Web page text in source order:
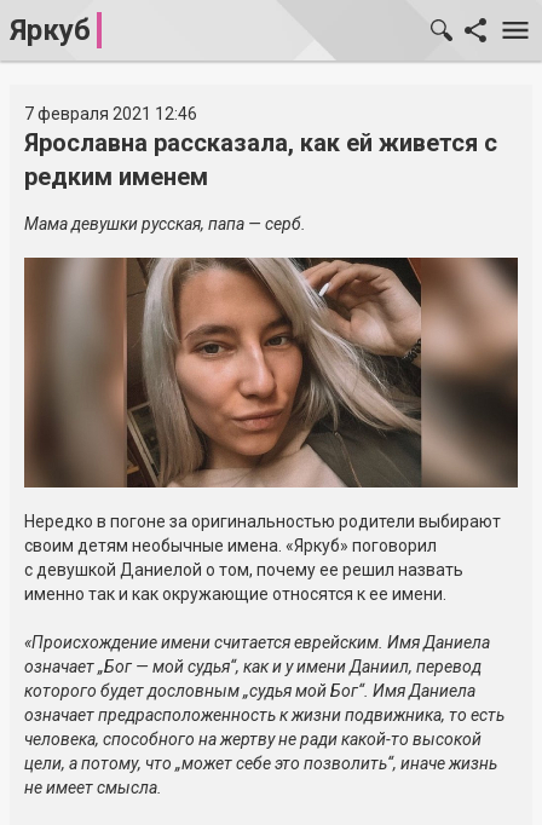
Яркуб
7 февраля 2021 12:46
Ярославна рассказала, как ей живется с
редким именем
Мама девушки русская, папа — серб.
Нередко в погоне за оригинальностью родители выбирают
своим детям необычные имена. «Яркуб» поговорил
с девушкой Даниелой о том, почему ее решил назвать
именно так и как окружающие относятся к ее имени.
«Происхождение имени считается еврейским. Имя Даниела
означает „Бог — мой судья“, как и у имени Даниил, перевод
которого будет дословным „судья мой Бог“. Имя Даниела
означает предрасположенность к жизни подвижника, то есть
человека, способного на жертву не ради какой-то высокой
цели, а потому, что „может себе это позволить“, иначе жизнь
не имеет смысла.